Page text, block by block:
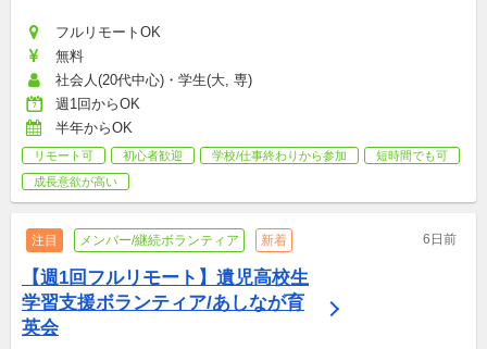
フルリモートOK
無料
社会人(20代中心)・学生(大, 専)
週1回からOK
半年からOK
リモート可 初心者歓迎 学校/仕事終わりから参加
短時間でも可
成長意欲が高い
注目 メンバー/継続ボランティア 新着 6日前
【週1回フルリモート】遺児高校生
学習支援ボランティア/あしなが育
英会